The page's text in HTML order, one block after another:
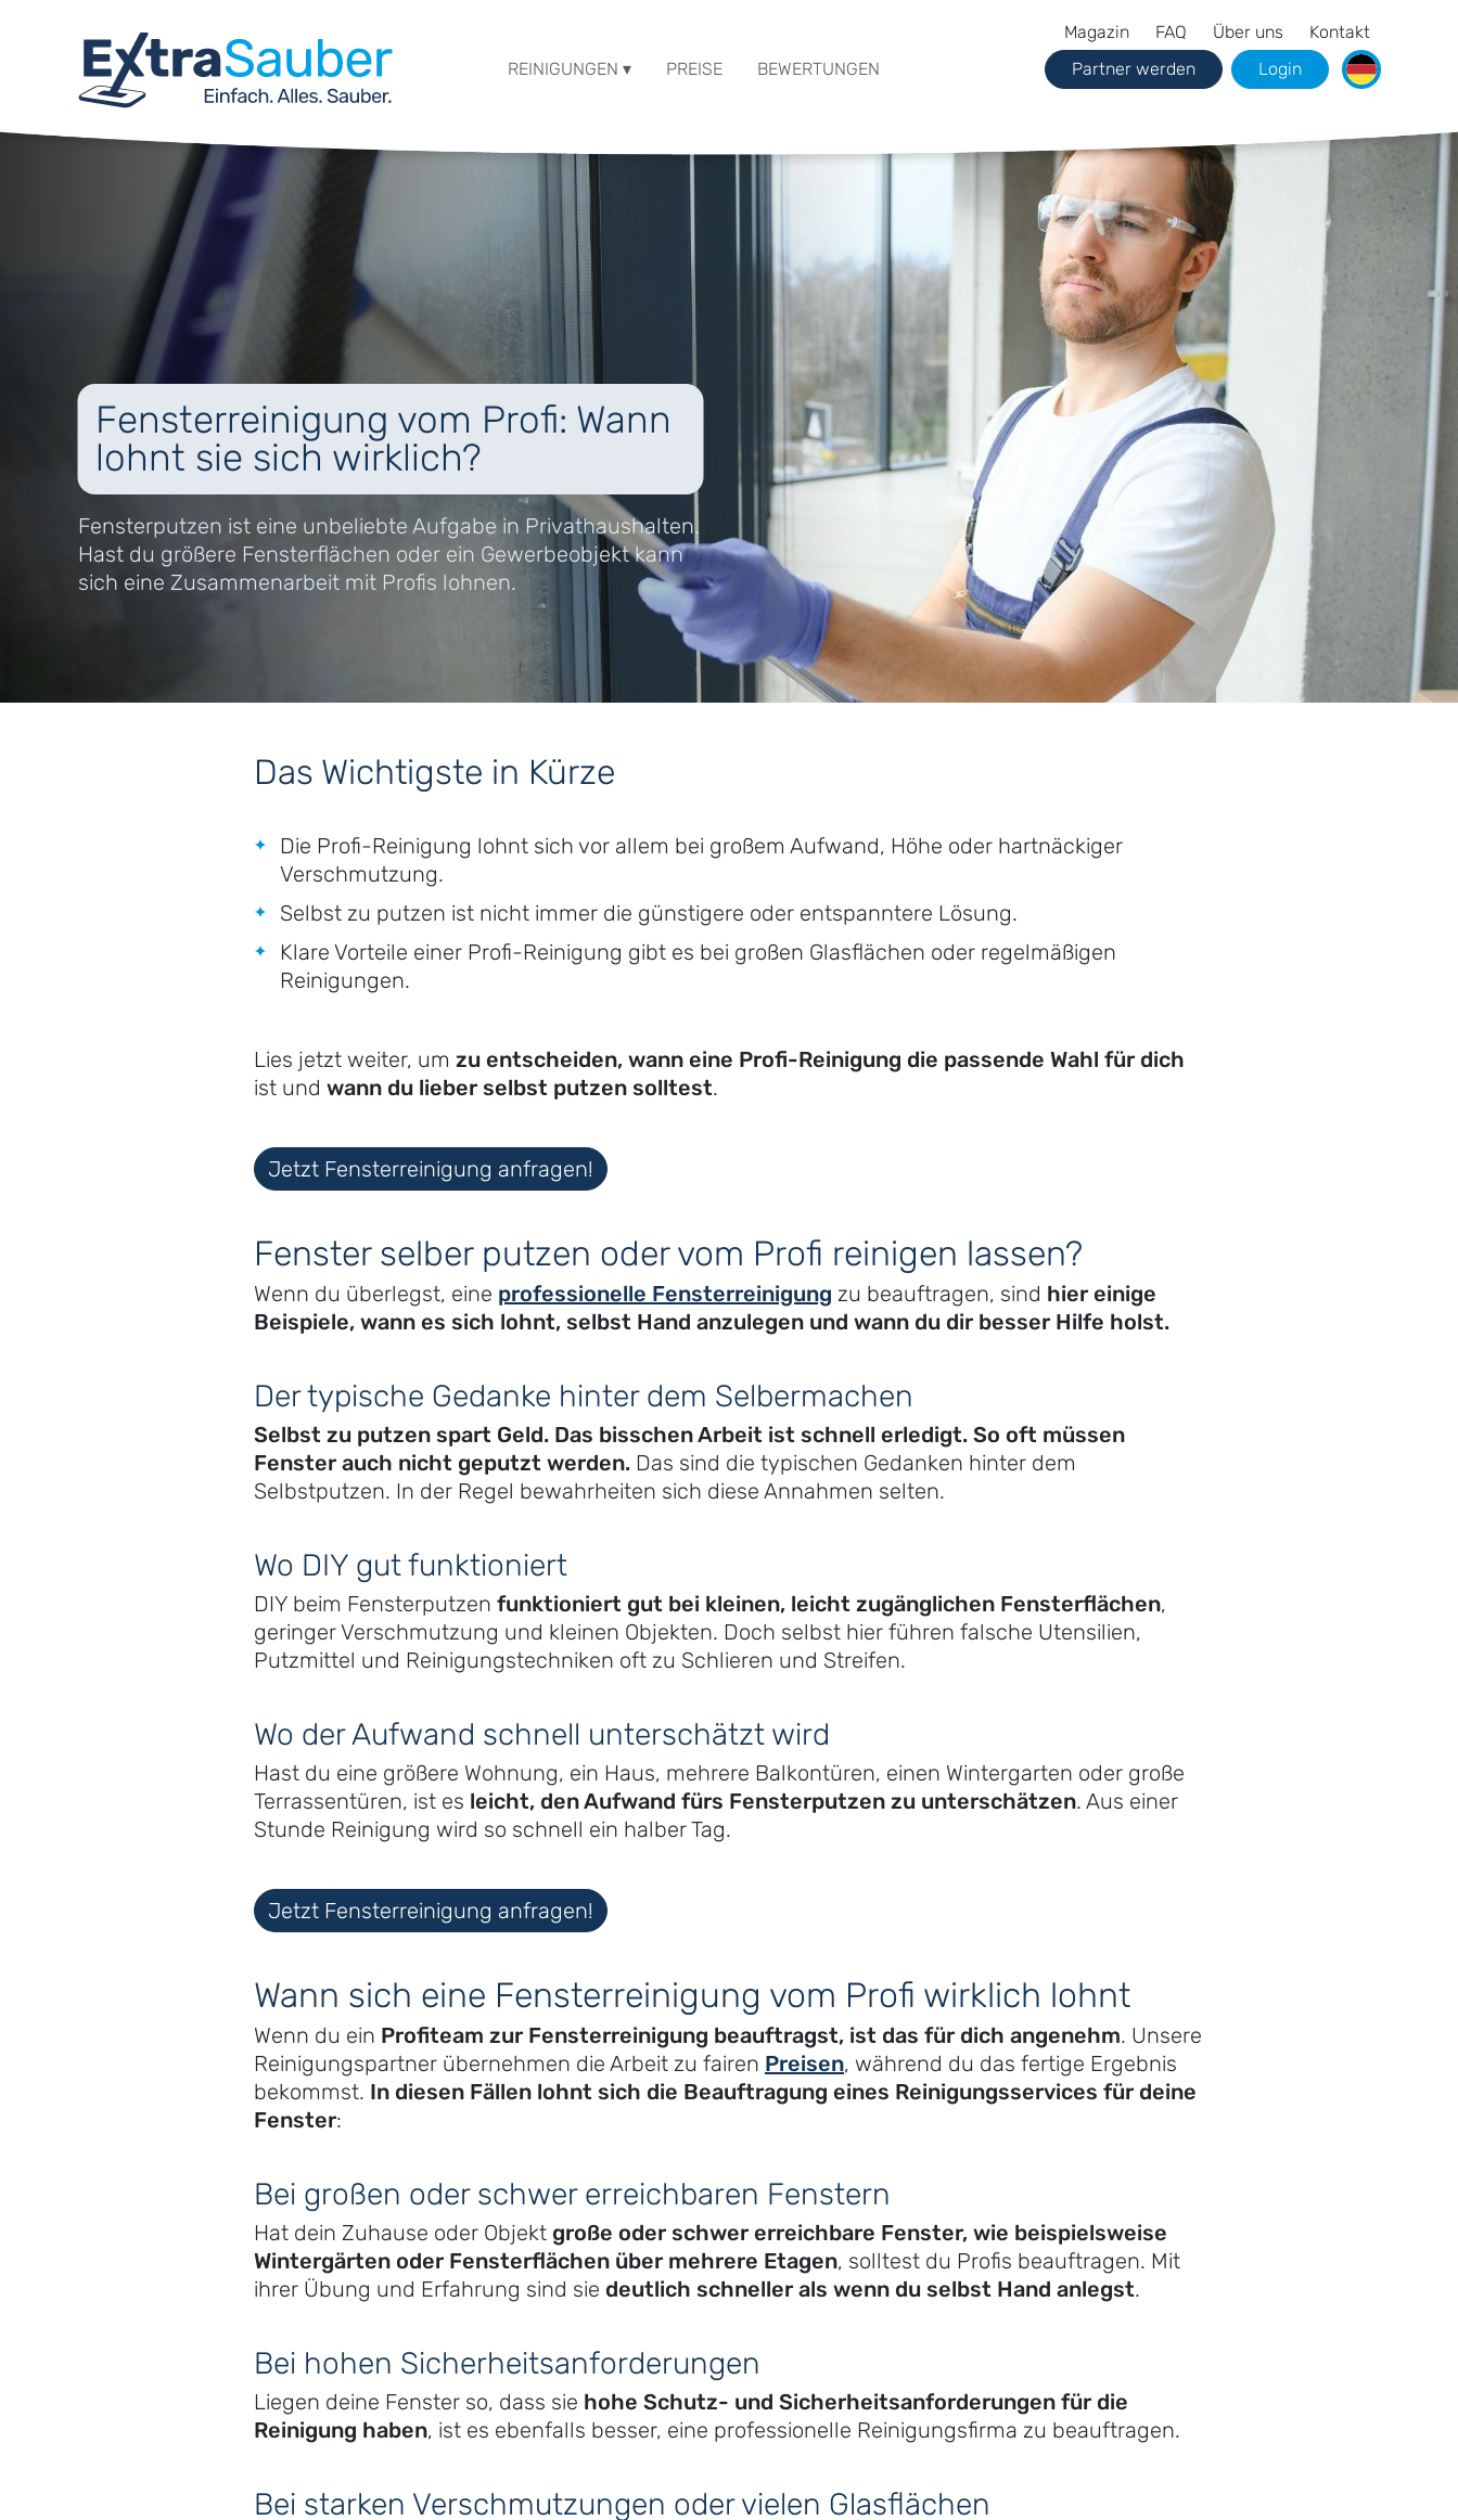
Magazin FAQ Über uns
Kontakt
REINIGUNGEN ▾
PREISE BEWERTUNGEN Partner werden Login
Fensterreinigung vom Profi: Wann
lohnt sie sich wirklich?
Fensterputzen ist eine unbeliebte Aufgabe in Privathaushalten.
Hast du größere Fensterflächen oder ein Gewerbeobjekt kann
sich eine Zusammenarbeit mit Profis lohnen.
Das Wichtigste in Kürze
Die Profi-Reinigung lohnt sich vor allem bei großem Aufwand, Höhe oder hartnäckiger
Verschmutzung.
Selbst zu putzen ist nicht immer die günstigere oder entspanntere Lösung.
Klare Vorteile einer Profi-Reinigung gibt es bei großen Glasflächen oder regelmäßigen
Reinigungen.
Lies jetzt weiter, um zu entscheiden, wann eine Profi-Reinigung die passende Wahl für dich
ist und wann du lieber selbst putzen solltest.
Jetzt Fensterreinigung anfragen!
Fenster selber putzen oder vom Profi reinigen lassen?
Wenn du überlegst, eine professionelle Fensterreinigung zu beauftragen, sind hier einige
Beispiele, wann es sich lohnt, selbst Hand anzulegen und wann du dir besser Hilfe holst.
Der typische Gedanke hinter dem Selbermachen
Selbst zu putzen spart Geld. Das bisschen Arbeit ist schnell erledigt. So oft müssen
Fenster auch nicht geputzt werden. Das sind die typischen Gedanken hinter dem
Selbstputzen. In der Regel bewahrheiten sich diese Annahmen selten.
Wo DIY gut funktioniert
DIY beim Fensterputzen funktioniert gut bei kleinen, leicht zugänglichen Fensterflächen,
geringer Verschmutzung und kleinen Objekten. Doch selbst hier führen falsche Utensilien,
Putzmittel und Reinigungstechniken oft zu Schlieren und Streifen.
Wo der Aufwand schnell unterschätzt wird
Hast du eine größere Wohnung, ein Haus, mehrere Balkontüren, einen Wintergarten oder große
Terrassentüren, ist es leicht, den Aufwand fürs Fensterputzen zu unterschätzen. Aus einer
Stunde Reinigung wird so schnell ein halber Tag.
Jetzt Fensterreinigung anfragen!
Wann sich eine Fensterreinigung vom Profi wirklich lohnt
Wenn du ein Profiteam zur Fensterreinigung beauftragst, ist das für dich angenehm. Unsere
Reinigungspartner übernehmen die Arbeit zu fairen Preisen, während du das fertige Ergebnis
bekommst. In diesen Fällen lohnt sich die Beauftragung eines Reinigungsservices für deine
Fenster:
Bei großen oder schwer erreichbaren Fenstern
Hat dein Zuhause oder Objekt große oder schwer erreichbare Fenster, wie beispielsweise
Wintergärten oder Fensterflächen über mehrere Etagen, solltest du Profis beauftragen. Mit
ihrer Übung und Erfahrung sind sie deutlich schneller als wenn du selbst Hand anlegst.
Bei hohen Sicherheitsanforderungen
Liegen deine Fenster so, dass sie hohe Schutz- und Sicherheitsanforderungen für die
Reinigung haben, ist es ebenfalls besser, eine professionelle Reinigungsfirma zu beauftragen.
Bei starken Verschmutzungen oder vielen Glasflächen